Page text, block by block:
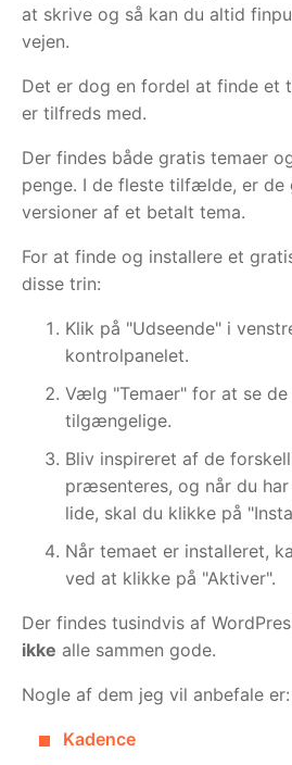
at skrive og så kan du altid
vejen.
Det er dog en fordel at finde et
er tilfreds med.
Der findes både gratis temaer
penge. I de fleste tilfælde, er de
versioner af et betalt tema.
For at finde og installere et
disse trin:
Klik på "Udseende" i
kontrolpanelet.
Vælg "Temaer" for at se de
tilgængelige.
Bliv inspireret af de
præsenteres, og når du
lide, skal du klikke på
Når temaet er installeret,
ved at klikke på "Aktiver".
Der findes tusindvis af
ikke alle sammen gode.
Nogle af dem jeg vil anbefale er:
Kadence